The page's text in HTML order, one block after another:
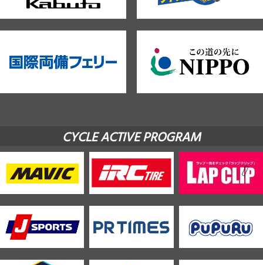
CYCLE ACTIVE PROGRAM